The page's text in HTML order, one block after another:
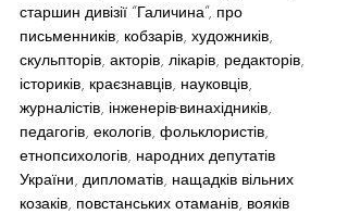
старшин дивізії “Галичина”, про
письменників, кобзарів, художників,
скульпторів, акторів, лікарів, редакторів,
істориків, краєзнавців, науковців,
журналістів, інженерів-винахідників,
педагогів, екологів, фольклористів,
етнопсихологів, народних депутатів
України, дипломатів, нащадків вільних
козаків, повстанських отаманів, вояків